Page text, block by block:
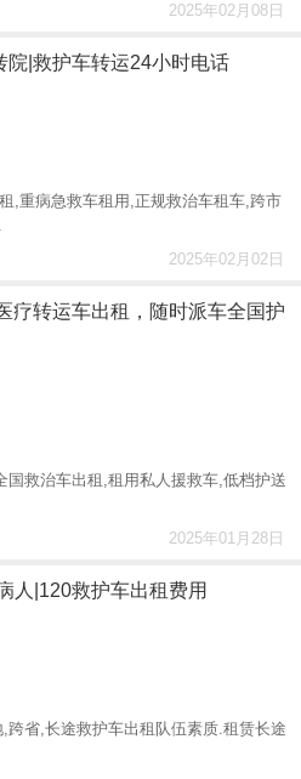
2025年02月08日
院|救护车转运24小时电话
,重病急救车租用,正规救治车租车,跨市
2025年02月02日
疗转运车出租，随时派车全国护
救治车出租,租用私人援救车,低档护送
2025年01月28日
人|120救护车出租费用
省,长途救护车出租队伍素质.租赁长途